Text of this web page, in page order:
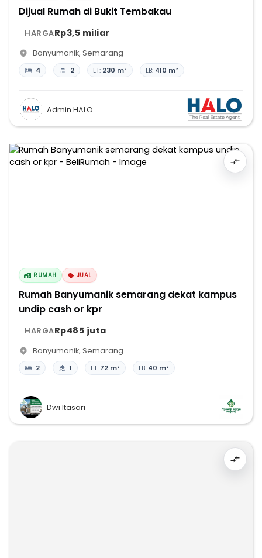
Dijual Rumah di Bukit Tembakau
HARGARp3,5 miliar
Banyumanik, Semarang
4 2 LT: 230 m² LB: 410 m²
Admin HALO
RUMAH JUAL
Rumah Banyumanik semarang dekat kampus
undip cash or kpr
HARGARp485 juta
Banyumanik, Semarang
2 1 LT: 72 m² LB: 40 m²
Dwi Itasari